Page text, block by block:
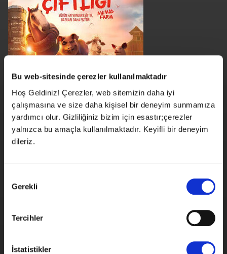
Bu web-sitesinde çerezler kullanılmaktadır
Hoş Geldiniz! Çerezler, web sitemizin daha iyi
çalışmasına ve size daha kişisel bir deneyim sunmamıza
yardımcı olur. Gizliliğiniz bizim için esastır;çerezler
yalnızca bu amaçla kullanılmaktadır. Keyifli bir deneyim
dileriz.
Seçimi
Gerekli
Tercihler
İstatistikler
1 sa 36 dk